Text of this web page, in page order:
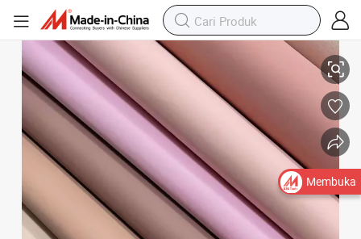
Kulit PU Matte Datar Spunlace Bawah 0.5m Kemasan Notebook dan
Membuka